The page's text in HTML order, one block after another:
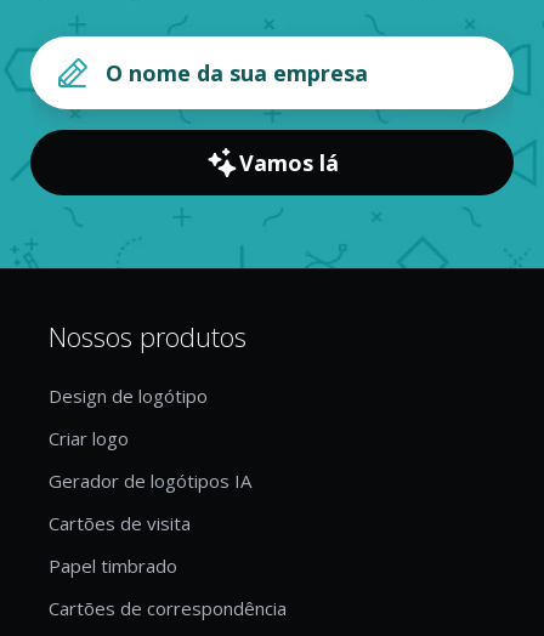
Vamos lá
Nossos produtos
Design de logótipo
Criar logo
Gerador de logótipos IA
Cartões de visita
Papel timbrado
Cartões de correspondência